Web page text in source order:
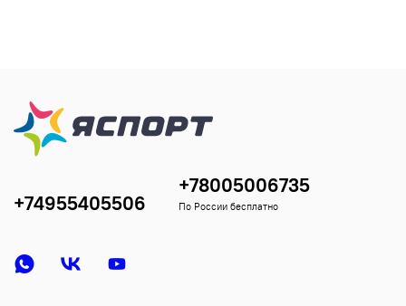
+74955405506
+78005006735
По России бесплатно